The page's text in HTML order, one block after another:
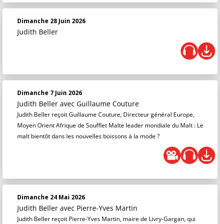
Dimanche 28 Juin 2026
Judith Beller
Dimanche 7 Juin 2026
Judith Beller avec Guillaume Couture
Judith Beller reçoit Guillaume Couture, Directeur général Europe,
Moyen Orient Afrique de Soufflet Malte leader mondiale du Malt : Le
malt bientôt dans les nouvelles boissons à la mode ?
Dimanche 24 Mai 2026
Judith Beller avec Pierre-Yves Martin
Judith Beller reçoit Pierre-Yves Martin, maire de Livry-Gargan, qui